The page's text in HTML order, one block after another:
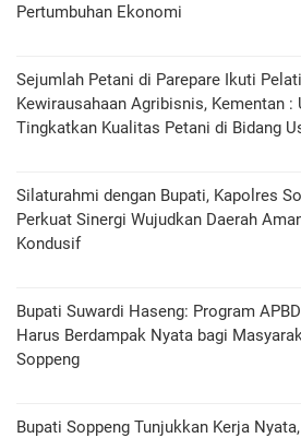
Pertumbuhan Ekonomi
Sejumlah Petani di Parepare Ikuti
Kewirausahaan Agribisnis, Kementan :
Tingkatkan Kualitas Petani di Bidang
Silaturahmi dengan Bupati, Kapolres
Perkuat Sinergi Wujudkan Daerah
Kondusif
Bupati Suwardi Haseng: Program
Harus Berdampak Nyata bagi
Soppeng
Bupati Soppeng Tunjukkan Kerja